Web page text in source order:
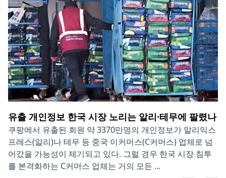
유출 개인정보 한국 시장 노리는 알리·테무에 팔렸나
쿠팡에서 유출된 회원 약 3370만명의 개인정보가 알리익스
프레스(알리)나 테무 등 중국 이커머스(C커머스) 업체로 넘
어갔을 가능성이 제기되고 있다. 그럴 경우 한국 시장 침투
를 본격화하는 C커머스 업체는 거의 모든 ...